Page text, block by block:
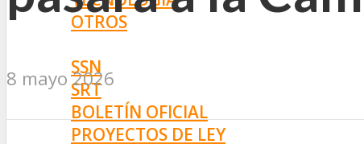
OTROS
SSN
SRT
BOLETÍN OFICIAL
PROYECTOS DE LEY
8 mayo 2026